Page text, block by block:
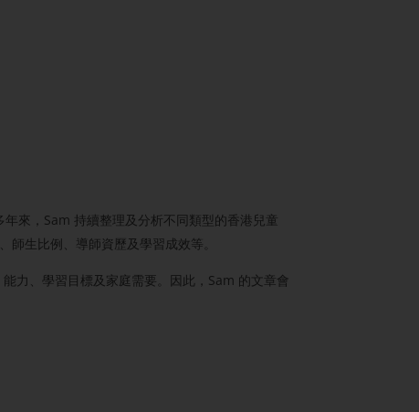
來，Sam 持續整理及分析不同類型的香港兒童
生比例、導師資歷及學習成效等。
力、學習目標及家庭需要。因此，Sam 的文章會